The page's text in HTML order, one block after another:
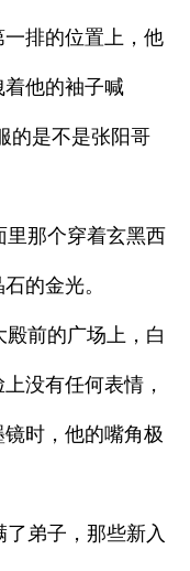
排的位置上，他
他的袖子喊
的是不是张阳哥
那个穿着玄黑西
的金光。
前的广场上，白
没有任何表情，
时，他的嘴角极
弟子，那些新入